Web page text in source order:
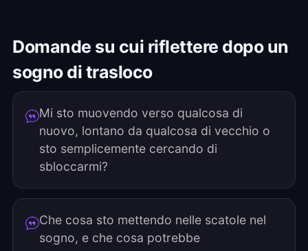
Domande su cui riflettere dopo un
sogno di trasloco
Mi sto muovendo verso qualcosa di
nuovo, lontano da qualcosa di vecchio o
sto semplicemente cercando di
sbloccarmi?
Che cosa sto mettendo nelle scatole nel
sogno, e che cosa potrebbe